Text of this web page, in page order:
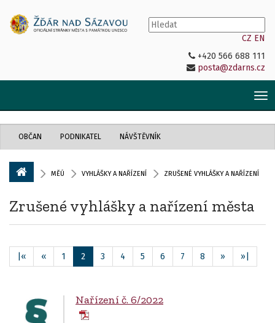
CZ EN
+420 566 688 111
posta@zdarns.cz
OBČAN PODNIKATEL NÁVŠTĚVNÍK
MĚÚ VYHLÁŠKY A NAŘÍZENÍ ZRUŠENÉ VYHLÁŠKY A NAŘÍZENÍ
Zrušené vyhlášky a nařízení města
|« « 1 2 3 4 5 6 7 8 » »|
Nařízení č. 6/2022